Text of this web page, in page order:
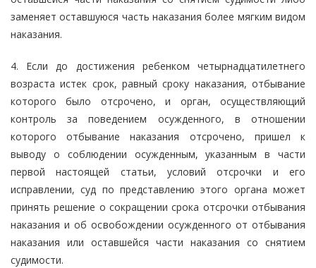
заменяет оставшуюся часть наказания более мягким видом
наказания.
4. Если до достижения ребенком четырнадцатилетнего
возраста истек срок, равный сроку наказания, отбывание
которого было отсрочено, и орган, осуществляющий
контроль за поведением осужденного, в отношении
которого отбывание наказания отсрочено, пришел к
выводу о соблюдении осужденным, указанным в части
первой настоящей статьи, условий отсрочки и его
исправлении, суд по представлению этого органа может
принять решение о сокращении срока отсрочки отбывания
наказания и об освобождении осужденного от отбывания
наказания или оставшейся части наказания со снятием
судимости.